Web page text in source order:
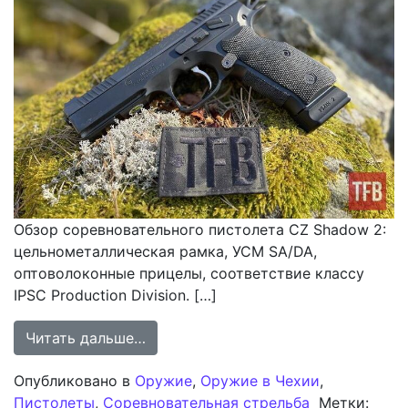
Обзор соревновательного пистолета CZ Shadow 2:
цельнометаллическая рамка, УСМ SA/DA,
оптоволоконные прицелы, соответствие классу
IPSC Production Division. […]
Читать дальше…
Опубликовано в Оружие, Оружие в Чехии,
Пистолеты, Соревновательная стрельба Метки: